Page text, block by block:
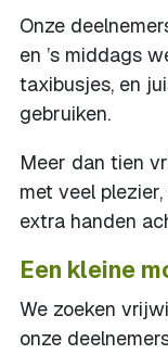
Onze
en ’s middags
taxibusjes, en
gebruiken.
Meer dan tien
met veel
extra handen
Een kleine
We zoeken
onze